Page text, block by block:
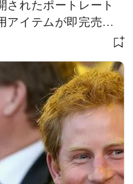
されたポートレート
アイテムが即完売！
リアム王子にそっく